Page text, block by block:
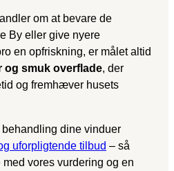
om at bevare de
By eller give nyere
en opfriskning, er målet altid
og smuk overflade, der
og fremhæver husets
dine vinduer
uforpligtende tilbud – så
vores vurdering og en